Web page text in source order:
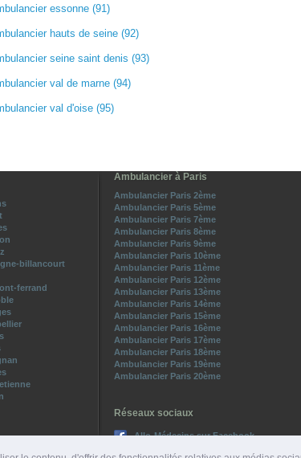
essonne (91)
hauts de seine (92)
seine saint denis (93)
val de marne (94)
val d'oise (95)
billancourt
ferrand
Ambulancier à Paris
Ambulancier Paris 2ème
Ambulancier Paris 5ème
Ambulancier Paris 7ème
Ambulancier Paris 8ème
Ambulancier Paris 9ème
Ambulancier Paris 10ème
Ambulancier Paris 11ème
Ambulancier Paris 12ème
Ambulancier Paris 13ème
Ambulancier Paris 14ème
Ambulancier Paris 15ème
Ambulancier Paris 16ème
Ambulancier Paris 17ème
Ambulancier Paris 18ème
Ambulancier Paris 19ème
Ambulancier Paris 20ème
Réseaux sociaux
Allo-Médecins sur Facebook
Suivez-nous sur Twitter